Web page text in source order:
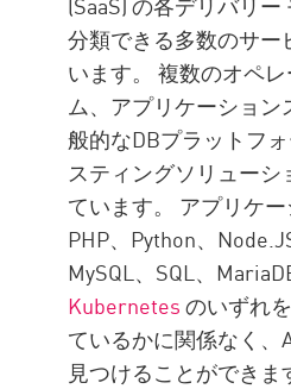
VPN
ファイアウォー
エンハンスメン
分類できる多数のサー
います。 複数のオペ
ム、アプリケーション
般的なDBプラットフ
スティングソリューシ
ています。 アプリケー
PHP、Python、
MySQL、SQL、
Kubernetesのいずれ
ているかに関係なく、
見つけることができま